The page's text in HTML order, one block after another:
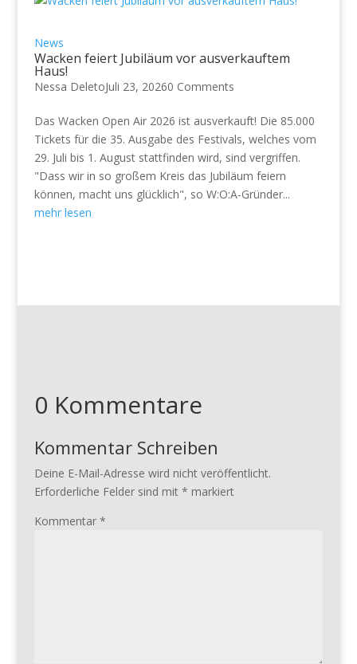
News
Wacken feiert Jubiläum vor ausverkauftem
Haus!
Nessa DeletoJuli 23, 20260 Comments
Das Wacken Open Air 2026 ist ausverkauft! Die 85.000
Tickets für die 35. Ausgabe des Festivals, welches vom
29. Juli bis 1. August stattfinden wird, sind vergriffen.
"Dass wir in so großem Kreis das Jubiläum feiern
können, macht uns glücklich", so W:O:A-Gründer...
mehr lesen
0 Kommentare
Kommentar Schreiben
Deine E-Mail-Adresse wird nicht veröffentlicht.
Erforderliche Felder sind mit * markiert
Kommentar *